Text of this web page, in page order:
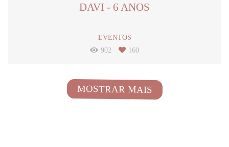
DAVI - 6 ANOS
EVENTOS
902
160
MOSTRAR MAIS